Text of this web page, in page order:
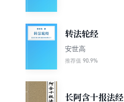
转法轮经
安世高
推荐值 90.9%
长阿含十报法经